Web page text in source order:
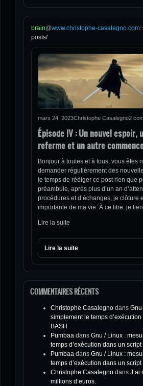
brain@www.christophe-casalegno.com:
posts/
mars 24, 2023Christophe Casalegno2
Épisode IV : Un nouvel espoir,
referme et un autre
Bonjour à toutes et à tous, vous êtes
demander régulièrement des
le temps de rédiger ce post rien que
préambule, après plus d’un an
procédures et d’échanges, je clôture
importante de ma vie. À ce titre, je
Lire la suite
Lire la suite
COMMENTAIRES RÉCENTS
Christophe Casalegno dans
simplement le temps
BASH
Pumbaa dans Gnu / Linux :
temps d’exécution dans un script
Pumbaa dans Gnu / Linux :
temps d’exécution dans un script
Christophe Casalegno dans J’ai
millions d’euros.